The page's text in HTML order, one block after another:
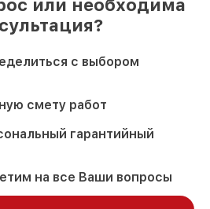
или необходима
с выбором
смету работ
гарантийный
на все Ваши вопросы